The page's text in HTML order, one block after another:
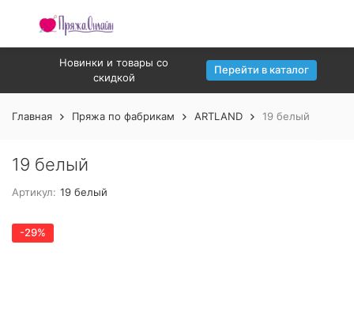
Новинки и товары со
скидкой
Перейти в каталог
Главная Пряжа по фабрикам ARTLAND 19 белый
19 белый
Артикул: 19 белый
-29%